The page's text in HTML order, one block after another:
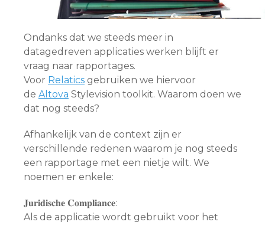
Ondanks dat we steeds meer in
datagedreven applicaties werken blijft er
vraag naar rapportages.
Voor Relatics gebruiken we hiervoor
de Altova Stylevision toolkit. Waarom doen we
dat nog steeds?
Afhankelijk van de context zijn er
verschillende redenen waarom je nog steeds
een rapportage met een nietje wilt. We
noemen er enkele:
𝐉𝐮𝐫𝐢𝐝𝐢𝐬𝐜𝐡𝐞 𝐂𝐨𝐦𝐩𝐥𝐢𝐚𝐧𝐜𝐞:
Als de applicatie wordt gebruikt voor het